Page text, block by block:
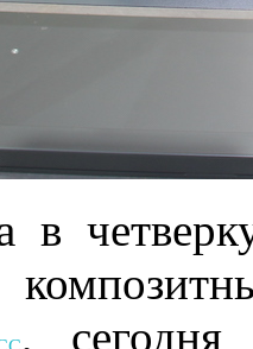
в
, сегодня